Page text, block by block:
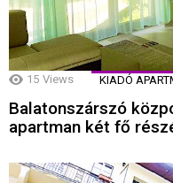
15 Views KIADÓ
Balatonszárszó
apartman két fő